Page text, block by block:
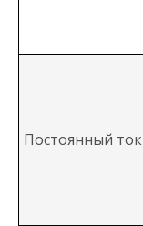
Постоянный ток